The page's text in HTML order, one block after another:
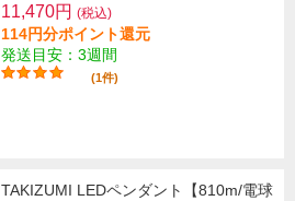
11,470円 (税込)
114円分ポイント還元
発送目安：3週間
(1件)
TAKIZUMI LEDペンダント【810m/電球